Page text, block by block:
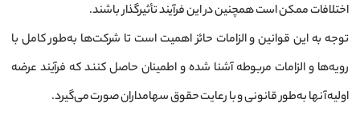
اختلافات ممکن است همچنین در این فرآیند تأثیرگذار باشند.
توجه به این قوانین و الزامات حائز اهمیت است تا شرکت‌ها به‌طور کامل با
رویه‌ها و الزامات مربوطه آشنا شده و اطمینان حاصل کنند که فرآیند عرضه
اولیه آنها به‌طور قانونی و با رعایت حقوق سهامداران صورت می‌گیرد.